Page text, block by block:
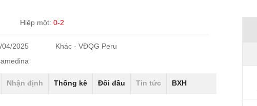
Hiệp một:0-2
2025
Khác - VĐQG Peru
Nhận định Thống kê Đối đầu Tin tức BXH